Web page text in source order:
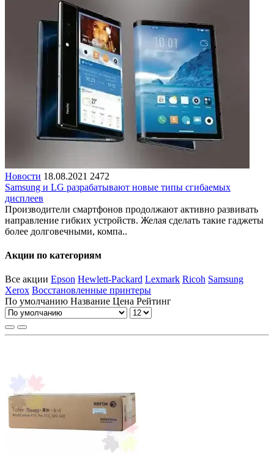
Новости 18.08.2021 2472
Samsung и LG разрабатывают новые типы сгибаемых
дисплеев
Производители смартфонов продолжают активно развивать
направление гибких устройств. Желая сделать такие гаджеты
более долговечными, компа..
Акции по категориям
Все акции Epson Hewlett-Packard Lexmark Ricoh Samsung
Xerox Восстановленные принтеры
По умолчанию Название Цена Рейтинг